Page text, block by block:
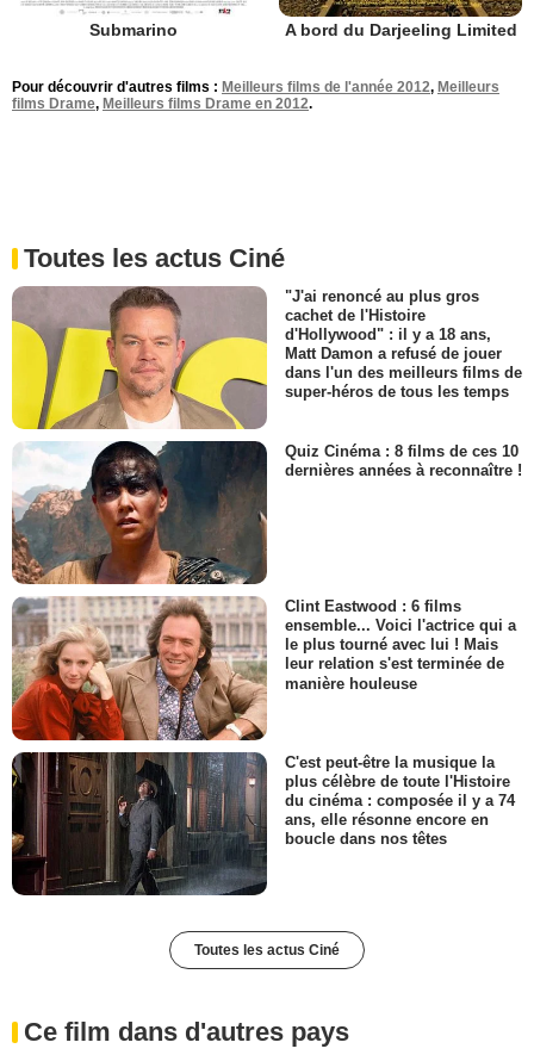
Submarino A bord du Darjeeling Limited
Pour découvrir d'autres films : Meilleurs films de l'année 2012, Meilleurs
films Drame, Meilleurs films Drame en 2012.
Toutes les actus Ciné
"J'ai renoncé au plus gros
cachet de l'Histoire
d'Hollywood" : il y a 18 ans,
Matt Damon a refusé de jouer
dans l'un des meilleurs films de
super-héros de tous les temps
Quiz Cinéma : 8 films de ces 10
dernières années à reconnaître !
Clint Eastwood : 6 films
ensemble... Voici l'actrice qui a
le plus tourné avec lui ! Mais
leur relation s'est terminée de
manière houleuse
C'est peut-être la musique la
plus célèbre de toute l'Histoire
du cinéma : composée il y a 74
ans, elle résonne encore en
boucle dans nos têtes
Toutes les actus Ciné
Ce film dans d'autres pays